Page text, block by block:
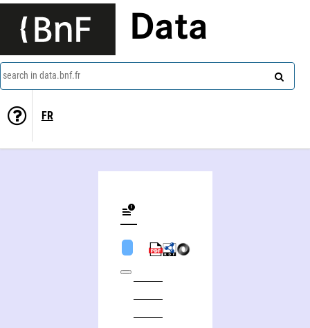
Data
search in data.bnf.fr
FR